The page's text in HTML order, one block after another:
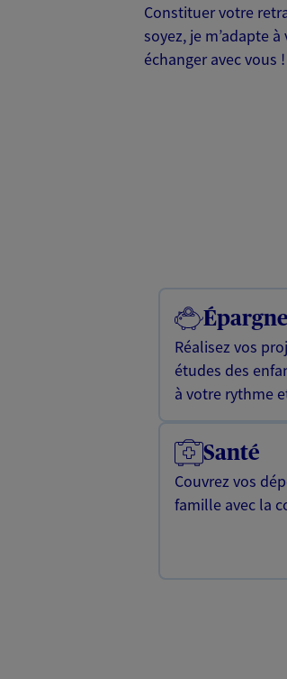
Constituer votre
soyez, je m’adapte
échanger avec vous !
Épargne
Réalisez vos
études des
à votre rythme
Santé
Couvrez vos
famille avec la